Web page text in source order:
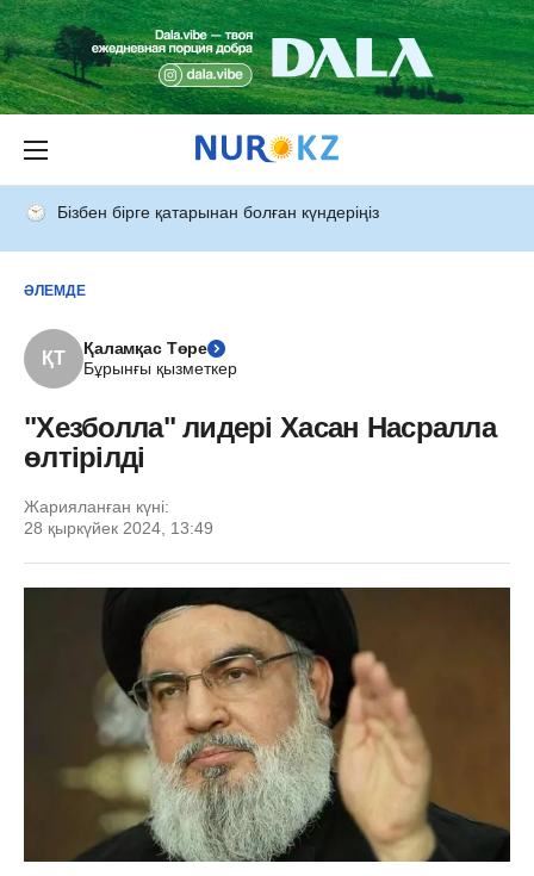
Бізбен бірге қатарынан болған күндеріңіз
ӘЛЕМДЕ
ҚТ
Қаламқас Төре
Бұрынғы қызметкер
"Хезболла" лидері Хасан Насралла
өлтірілді
Жарияланған күні:
28 қыркүйек 2024, 13:49